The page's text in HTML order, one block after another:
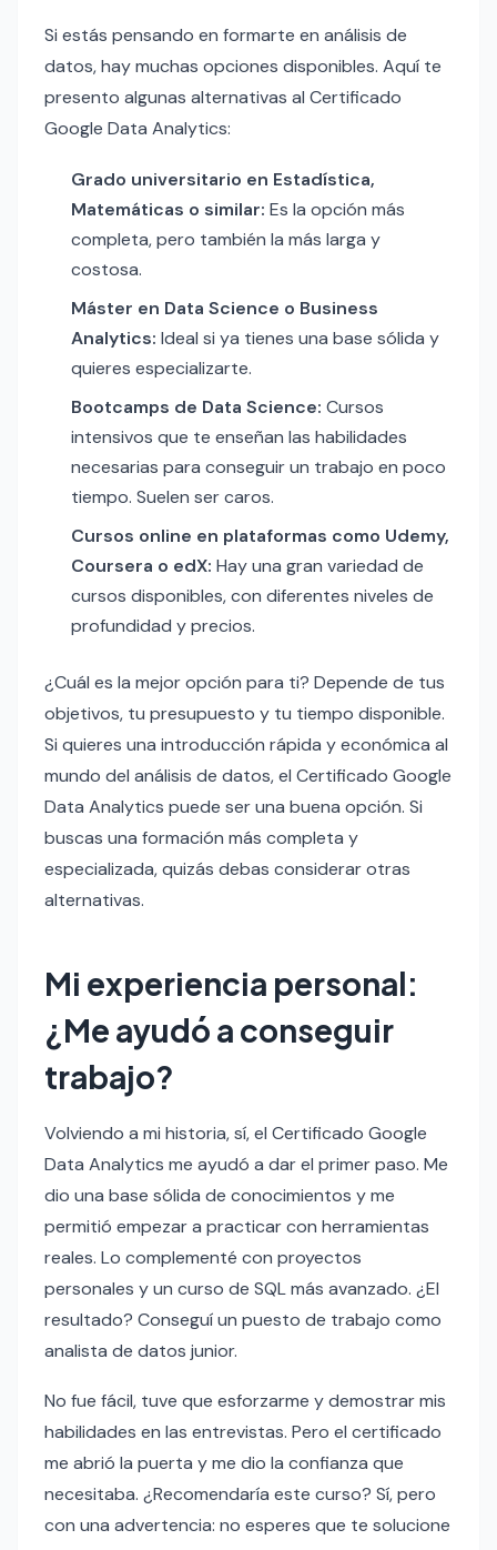
Si estás pensando en formarte en análisis de
datos, hay muchas opciones disponibles. Aquí te
presento algunas alternativas al Certificado
Google Data Analytics:
Grado universitario en Estadística,
Matemáticas o similar: Es la opción más
completa, pero también la más larga y
costosa.
Máster en Data Science o Business
Analytics: Ideal si ya tienes una base sólida y
quieres especializarte.
Bootcamps de Data Science: Cursos
intensivos que te enseñan las habilidades
necesarias para conseguir un trabajo en poco
tiempo. Suelen ser caros.
Cursos online en plataformas como Udemy,
Coursera o edX: Hay una gran variedad de
cursos disponibles, con diferentes niveles de
profundidad y precios.
¿Cuál es la mejor opción para ti? Depende de tus
objetivos, tu presupuesto y tu tiempo disponible.
Si quieres una introducción rápida y económica al
mundo del análisis de datos, el Certificado Google
Data Analytics puede ser una buena opción. Si
buscas una formación más completa y
especializada, quizás debas considerar otras
alternativas.
Mi experiencia personal:
¿Me ayudó a conseguir
trabajo?
Volviendo a mi historia, sí, el Certificado Google
Data Analytics me ayudó a dar el primer paso. Me
dio una base sólida de conocimientos y me
permitió empezar a practicar con herramientas
reales. Lo complementé con proyectos
personales y un curso de SQL más avanzado. ¿El
resultado? Conseguí un puesto de trabajo como
analista de datos junior.
No fue fácil, tuve que esforzarme y demostrar mis
habilidades en las entrevistas. Pero el certificado
me abrió la puerta y me dio la confianza que
necesitaba. ¿Recomendaría este curso? Sí, pero
con una advertencia: no esperes que te solucione